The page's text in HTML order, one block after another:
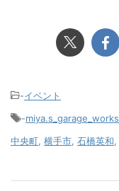
-イベント
-miya.s_garage_works
中央町 横手市 石橋英和